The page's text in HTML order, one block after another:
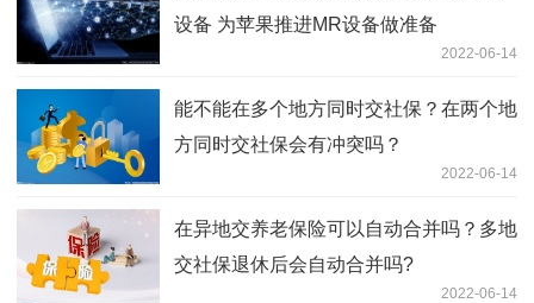
设备 为苹果推进MR设备做准备
2022-06-14
能不能在多个地方同时交社保？在两个地
方同时交社保会有冲突吗？
2022-06-14
在异地交养老保险可以自动合并吗？多地
交社保退休后会自动合并吗?
2022-06-14